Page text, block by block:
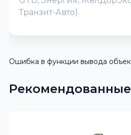
Транзит-Авто).
Ошибка в функции вывода